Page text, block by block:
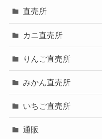
直売所
カニ直売所
りんご直売所
みかん直売所
いちご直売所
通販